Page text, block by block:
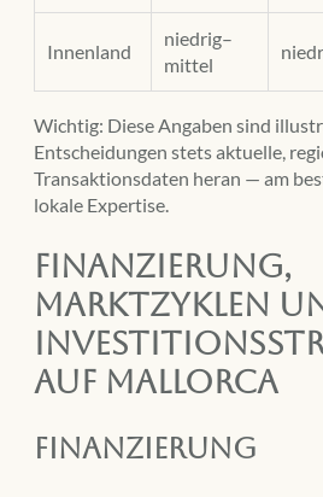
Innenland
niedrig–
mittel
Wichtig: Diese Angaben sind
Entscheidungen stets aktuelle,
Transaktionsdaten heran — am
lokale Expertise.
Finanzierung,
Marktzyklen
auf Mallorca
Finanzierung